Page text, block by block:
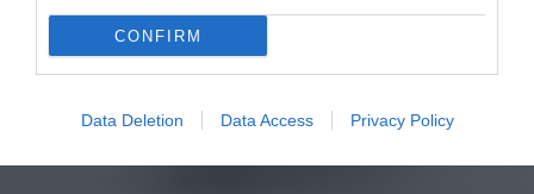
CONFIRM
Data Deletion Data Access Privacy Policy